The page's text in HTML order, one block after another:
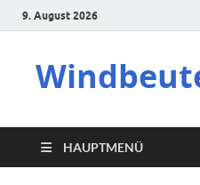
9. August 2026
HAUPTMENÜ